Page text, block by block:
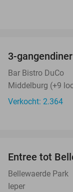
3-
Bar Bistro DuCo
Middelburg (+9
Verkocht: 2.364
Entree tot
Bellewaerde Park
Ieper